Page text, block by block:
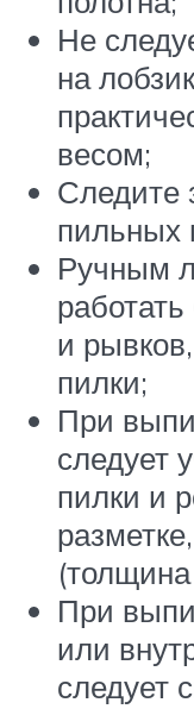
Не
на
весом;
Следите
пильных
Ручным
и
пилки;
При
следует
пилки и
При
или
следует